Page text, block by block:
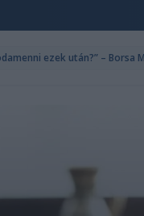
ezek után?” –